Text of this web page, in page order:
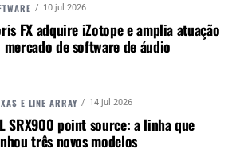
substitui o licenciamento de execução
valor, não a obrigação
10 jul 2026
FX adquire iZotope e amplia atuação
mercado de software de áudio
E LINE ARRAY 14 jul 2026
SRX900 point source: a linha que
três novos modelos